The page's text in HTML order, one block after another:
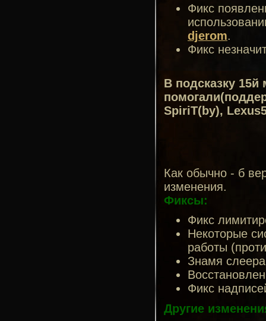
Фикс
djerom.
Фикс
В подсказку
SpiriT(by),
Как обычно - б
изменения.
Фиксы:
Фикс
Некоторые
работы
Знамя
Фикс
Другие